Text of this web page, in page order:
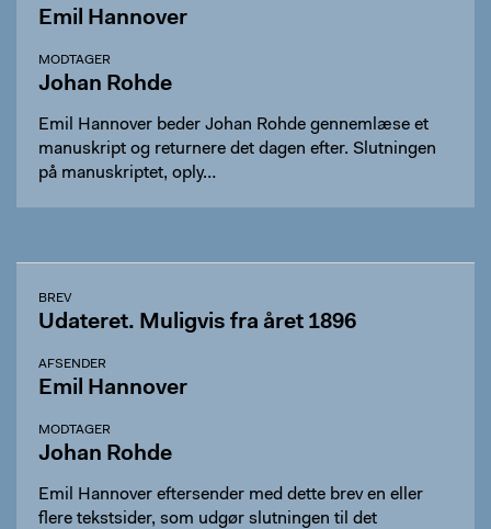
Emil Hannover
MODTAGER
Johan Rohde
Emil Hannover beder Johan Rohde gennemlæse et
manuskript og returnere det dagen efter. Slutningen
på manuskriptet, oply…
BREV
Udateret. Muligvis fra året 1896
AFSENDER
Emil Hannover
MODTAGER
Johan Rohde
Emil Hannover eftersender med dette brev en eller
flere tekstsider, som udgør slutningen til det